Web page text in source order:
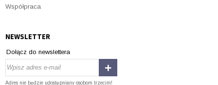
Współpraca
NEWSLETTER
Dołącz do newslettera
Adres nie będzie udostępniany osobom trzecim!